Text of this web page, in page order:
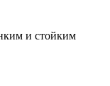
и стойким